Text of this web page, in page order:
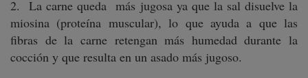
2. La carne queda más jugosa ya que la sal disuelve la
miosina (proteína muscular), lo que ayuda a que las
fibras de la carne retengan más humedad durante la
cocción y que resulta en un asado más jugoso.